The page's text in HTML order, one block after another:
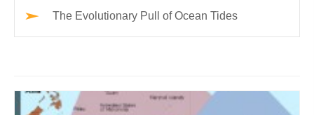
The Evolutionary Pull of Ocean Tides